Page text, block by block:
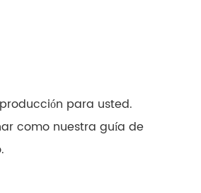
para usted.
como nuestra guía de